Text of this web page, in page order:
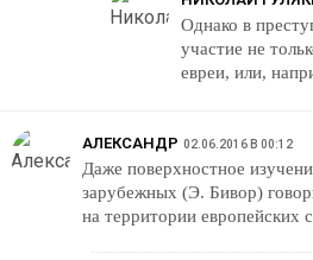
Однако в
участие не
евреи, или,
АЛЕКСАНДР 02.06.2016 В 00:12
Даже поверхностное
зарубежных (Э. Бивор)
на территории европейских